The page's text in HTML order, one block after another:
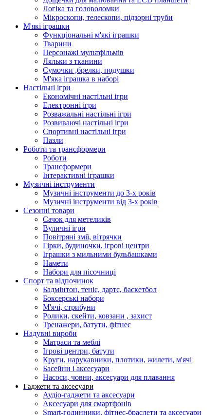
Логіка та головоломки
Мікроскопи, телескопи, підзорні труби
М'які іграшки
Функціональні м'які іграшки
Тварини
Персонажі мультфільмів
Ляльки з тканини
Сумочки ,брелки, подушки
М'яка іграшка в наборі
Настільні ігри
Економічні настільні ігри
Електронні ігри
Розважальні настільні ігри
Розвиваючі настільні ігри
Спортивні настільні ігри
Пазли
Роботи та трансформери
Роботи
Трансформери
Інтерактивні іграшки
Музичні інструменти
Музичні інструменти до 3-х років
Музичні інструменти від 3-х років
Сезонні товари
Сачок для метеликів
Вуличні ігри
Повітряні змії, вітрячки
Гірки, будиночки, ігрові центри
Іграшки з мильними бульбашками
Намети
Набори для пісочниці
Спорт та відпочинок
Бадмінтон, теніс, дартс, баскетбол
Боксерські набори
М'ячі, стрибуни
Ролики, скейти, ковзани , захист
Тренажери, батути, фітнес
Надувні вироби
Матраси та меблі
Ігрові центри, батути
Круги, нарукавники, плотики, жилети, м'ячі
Басейни і аксесуари
Насоси, човни, аксесуари для плавання
Гаджети та аксесуари
Аудіо-гаджети та аксесуари
Аксесуари для смартфонів
Smart-годинники, фітнес-браслети та аксесуари